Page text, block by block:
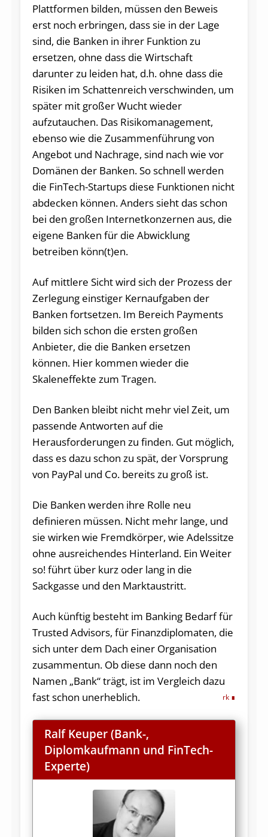
Plattformen bilden, müssen den Beweis
erst noch erbringen, dass sie in der Lage
sind, die Banken in ihrer Funktion zu
ersetzen, ohne dass die Wirtschaft
darunter zu leiden hat, d.h. ohne dass die
Risiken im Schattenreich verschwinden, um
später mit großer Wucht wieder
aufzutauchen. Das Risikomanagement,
ebenso wie die Zusammenführung von
Angebot und Nachrage, sind nach wie vor
Domänen der Banken. So schnell werden
die FinTech-Startups diese Funktionen nicht
abdecken können. Anders sieht das schon
bei den großen Internetkonzernen aus, die
eigene Banken für die Abwicklung
betreiben könn(t)en.
Auf mittlere Sicht wird sich der Prozess der
Zerlegung einstiger Kernaufgaben der
Banken fortsetzen. Im Bereich Payments
bilden sich schon die ersten großen
Anbieter, die die Banken ersetzen
können. Hier kommen wieder die
Skaleneffekte zum Tragen.
Den Banken bleibt nicht mehr viel Zeit, um
passende Antworten auf die
Herausforderungen zu finden. Gut möglich,
dass es dazu schon zu spät, der Vorsprung
von PayPal und Co. bereits zu groß ist.
Die Banken werden ihre Rolle neu
definieren müssen. Nicht mehr lange, und
sie wirken wie Fremdkörper, wie Adelssitze
ohne ausreichendes Hinterland. Ein Weiter
so! führt über kurz oder lang in die
Sackgasse und den Marktaustritt.
Auch künftig besteht im Banking Bedarf für
Trusted Advisors, für Finanzdiplomaten, die
sich unter dem Dach einer Organisation
zusammentun. Ob diese dann noch den
Namen „Bank“ trägt, ist im Vergleich dazu
fast schon unerheblich. rk
Ralf Keuper (Bank-,
Diplomkaufmann und FinTech-
Experte)